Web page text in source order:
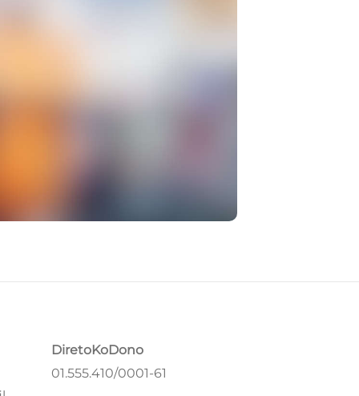
DiretoKoDono
01.555.410/0001-61